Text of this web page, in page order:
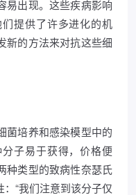
易出现。这些疾病影响
提供了许多进化的机
新的方法来对抗这些细
菌培养和感染模型中的
子易于获得，价格便
种类型的致病性奈瑟氏
“我们注意到该分子仅